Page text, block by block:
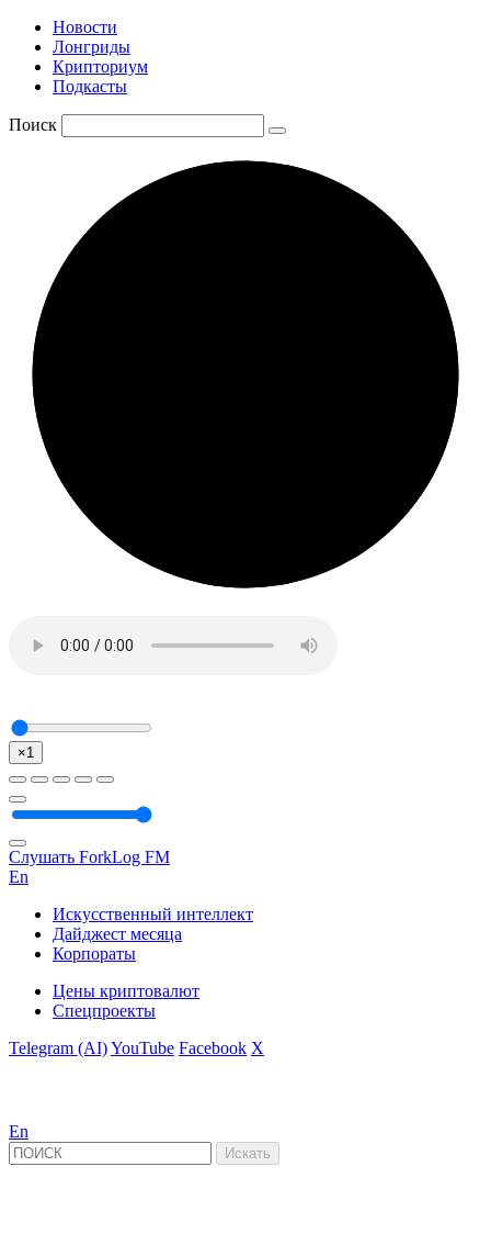
Новости
Лонгриды
Крипториум
Подкасты
Поиск
×1
Слушать ForkLog FM
En
Искусственный интеллект
Дайджест месяца
Корпораты
Цены криптовалют
Спецпроекты
Telegram (AI)YouTube Facebook X
En